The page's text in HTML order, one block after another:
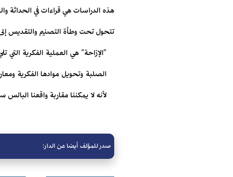
هذه الدراسات هي قراءات في الحداثة
تتحول تحت وطأة التصنيم والتقديس
"الإزاحة" هي العملية الفكرية
الصلبة وتحويل موادها الفكرية
لأنه لا يمكننا مقاربة واقعنا
صدر للمؤلف أيضا عن الدار: